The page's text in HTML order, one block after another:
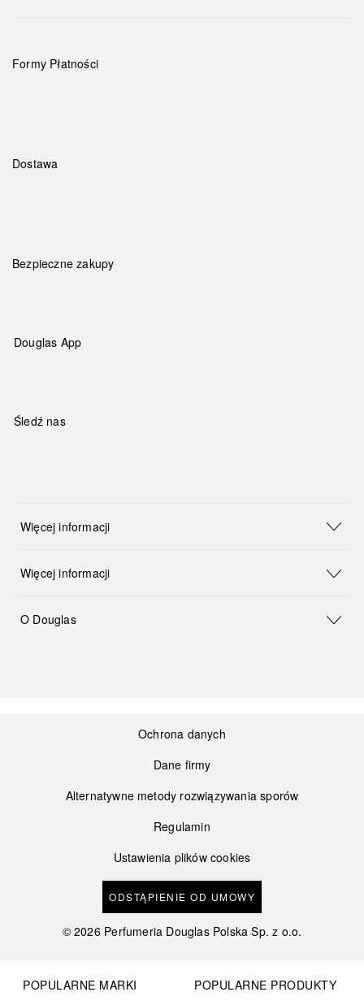
Formy Płatności
Dostawa
Bezpieczne zakupy
Douglas App
Śledź nas
Więcej informacji
Więcej informacji
O Douglas
Ochrona danych
Dane firmy
Alternatywne metody rozwiązywania sporów
Regulamin
Ustawienia plików cookies
ODSTĄPIENIE OD UMOWY
©2026 Perfumeria Douglas Polska Sp. z o.o.
POPULARNE MARKI
POPULARNE PRODUKTY